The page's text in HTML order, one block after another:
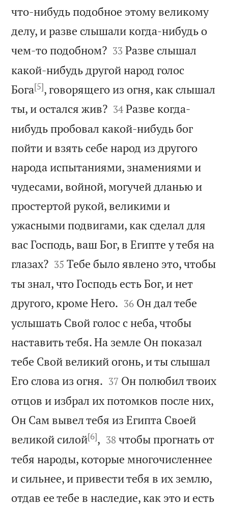
что-нибудь подобное этому великому
делу, и разве слышали когда-нибудь о
чем-то подобном?
33 Разве слышал
какой-нибудь другой народ голос
Бога[5], говорящего из огня, как слышал
ты, и остался жив?
34 Разве когда-
нибудь пробовал какой-нибудь бог
пойти и взять себе народ из другого
народа испытаниями, знамениями и
чудесами, войной, могучей дланью и
простертой рукой, великими и
ужасными подвигами, как сделал для
вас Господь, ваш Бог, в Египте у тебя на
глазах?
35 Тебе было явлено это, чтобы
ты знал, что Господь есть Бог, и нет
другого, кроме Него. 

36 Он дал тебе
услышать Свой голос с неба, чтобы
наставить тебя. На земле Он показал
тебе Свой великий огонь, и ты слышал
Его слова из огня. 

37 Он полюбил твоих
отцов и избрал их потомков после них,
Он Сам вывел тебя из Египта Своей
великой силой[6], 

38 чтобы прогнать от
тебя народы, которые многочисленнее
и сильнее, и привести тебя в их землю,
отдав ее тебе в наследие, как это и есть